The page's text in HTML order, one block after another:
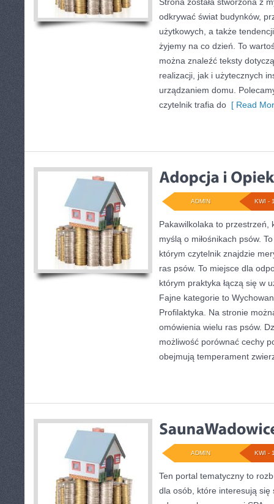
odkrywać świat budynków,
użytkowych, a także
żyjemy na co dzień. To
można znaleźć teksty
realizacji, jak i użytecznych
urządzaniem domu.
czytelnik trafia do [ Read
KWI -
ADMIN
Pakawilkolaka to przestrzeń,
myślą o miłośnikach psów.
którym czytelnik znajdzie
ras psów. To miejsce dla
którym praktyka łączą się w
Fajne kategorie to
Profilaktyka. Na stronie
omówienia wielu ras psów.
możliwość porównać cechy
obejmują temperament
KWI -
ADMIN
Ten portal tematyczny to
dla osób, które interesują